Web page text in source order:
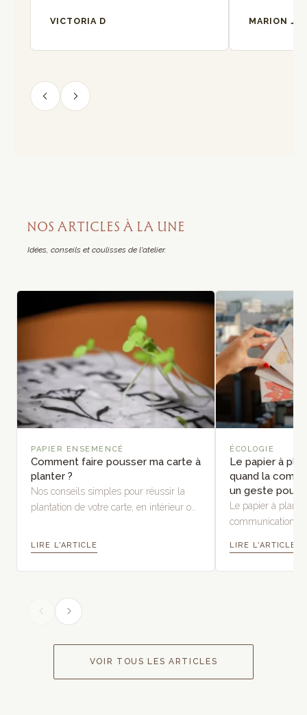
VICTORIA D MARION J
NOS ARTICLES À LA UNE
Idées, conseils et coulisses de l'atelier.
PAPIER ENSEMENCÉ
Comment faire pousser ma carte à
planter ?
Nos conseils simples pour réussir la
plantation de votre carte, en intérieur ou
LIRE L'ARTICLE
ÉCOLOGIE
Le papier à
quand la
un geste pour
Le papier à
communication
LIRE L'ARTICLE
VOIR TOUS LES ARTICLES